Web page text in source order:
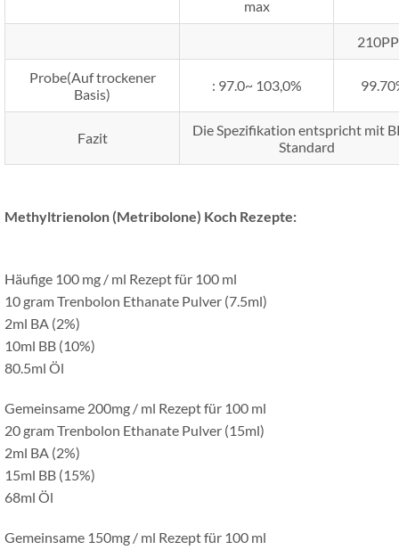
max
Probe(Auf trockener
Basis)
: 97.0~ 103,0%
Fazit
Die Spezifikation entspricht mit
Standard
Methyltrienolon (Metribolone) Koch Rezepte:
Häufige 100 mg / ml Rezept für 100 ml
10 gram Trenbolon Ethanate Pulver (7.5ml)
2ml BA (2%)
10ml BB (10%)
80.5ml Öl
Gemeinsame 200mg / ml Rezept für 100 ml
20 gram Trenbolon Ethanate Pulver (15ml)
2ml BA (2%)
15ml BB (15%)
68ml Öl
Gemeinsame 150mg / ml Rezept für 100 ml